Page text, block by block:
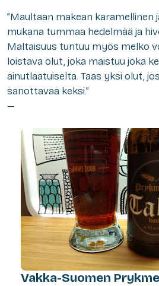
”Maultaan makean karamellinen
mukana tummaa hedelmää ja
Maltaisuus tuntuu myös melko
loistava olut, joka maistuu joka
ainutlaatuiselta. Taas yksi olut,
sanottavaa keksi.”
—
Vakka-Suomen